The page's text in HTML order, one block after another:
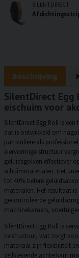
SILENTDIRECT
Beschrijving
SilentDirect Egg
eischuim voor
SilentDirect Egg Roll is
dat is ontwikkeld om
particuliere als
eiervormige structuur
geluidsgolven effectiever
schuimmaterialen. Het
tot 40% betere
materialen. Het resultaat
gecontroleerde
machinekamers,
SilentDirect Egg Roll is
celstructuur, wat zorgt
materiaal zijn flexibiliteit
zelfklevende achterkant